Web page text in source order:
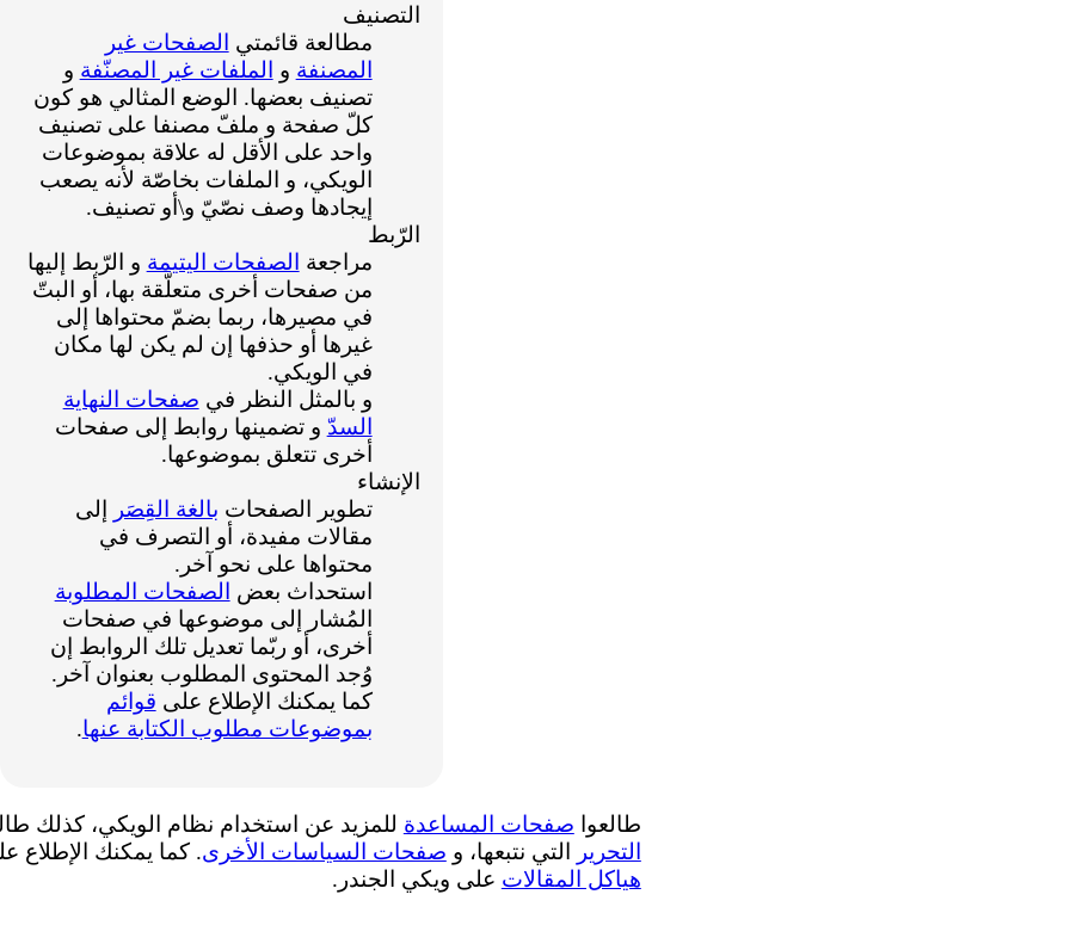
التصنيف
مطالعة قائمتي الصفحات غير
المصنفة و الملفات غير المصنّفة و
تصنيف بعضها. الوضع المثالي هو كون
كلّ صفحة و ملفّ مصنفا على تصنيف
واحد على الأقل له علاقة بموضوعات
الويكي، و الملفات بخاصّة لأنه يصعب
إيجادها وصف نصّيّ و\أو تصنيف.
الرّبط
مراجعة الصفحات اليتيمة و الرّبط إليها
من صفحات أخرى متعلّقة بها، أو البتّ
في مصيرها، ربما بضمّ محتواها إلى
غيرها أو حذفها إن لم يكن لها مكان
في الويكي.
و بالمثل النظر في صفحات النهاية
السدّ و تضمينها روابط إلى صفحات
أخرى تتعلق بموضوعها.
الإنشاء
تطوير الصفحات بالغة القِصَر إلى
مقالات مفيدة، أو التصرف في
محتواها على نحو آخر.
استحداث بعض الصفحات المطلوبة
المُشار إلى موضوعها في صفحات
أخرى، أو ربّما تعديل تلك الروابط إن
وُجد المحتوى المطلوب بعنوان آخر.
كما يمكنك الإطلاع على قوائم
بموضوعات مطلوب الكتابة عنها.
طالعوا صفحات المساعدة للمزيد عن استخدام نظام الويكي، كذلك
التحرير
التي نتبعها، و صفحات السياسات الأخرى. كما يمكنك الإطلاع
هياكل المقالات على ويكي الجندر.